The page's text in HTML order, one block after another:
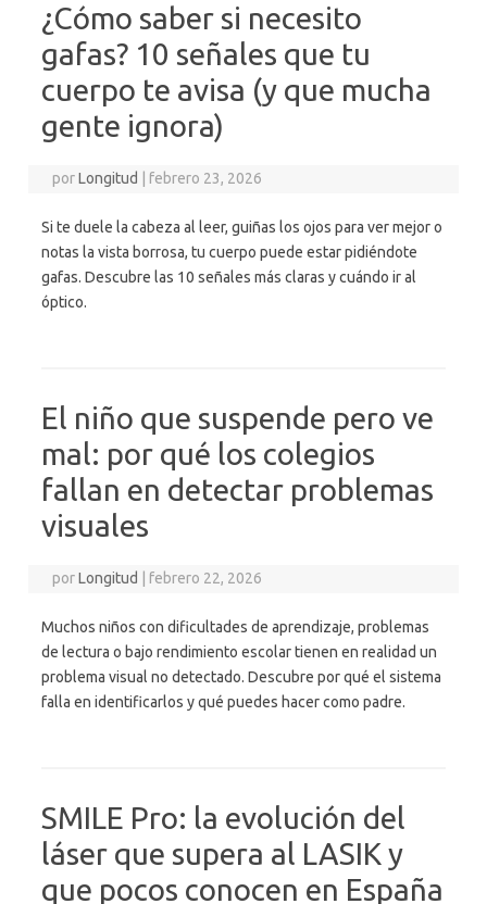
¿Cómo saber si necesito
gafas? 10 señales que tu
cuerpo te avisa (y que mucha
gente ignora)
porLongitud febrero 23, 2026
Si te duele la cabeza al leer, guiñas los ojos para ver mejor o
notas la vista borrosa, tu cuerpo puede estar pidiéndote
gafas. Descubre las 10 señales más claras y cuándo ir al
óptico.
El niño que suspende pero ve
mal: por qué los colegios
fallan en detectar problemas
visuales
porLongitud febrero 22, 2026
Muchos niños con dificultades de aprendizaje, problemas
de lectura o bajo rendimiento escolar tienen en realidad un
problema visual no detectado. Descubre por qué el sistema
falla en identificarlos y qué puedes hacer como padre.
SMILE Pro: la evolución del
láser que supera al LASIK y
que pocos conocen en España